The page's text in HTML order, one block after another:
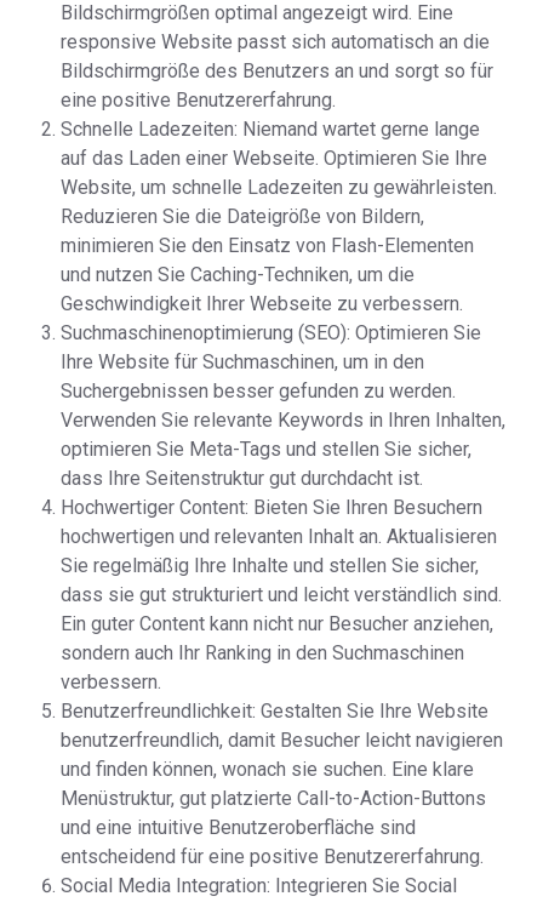
Bildschirmgrößen optimal angezeigt wird. Eine
responsive Website passt sich automatisch an die
Bildschirmgröße des Benutzers an und sorgt so für
eine positive Benutzererfahrung.
Schnelle Ladezeiten: Niemand wartet gerne lange
auf das Laden einer Webseite. Optimieren Sie Ihre
Website, um schnelle Ladezeiten zu gewährleisten.
Reduzieren Sie die Dateigröße von Bildern,
minimieren Sie den Einsatz von Flash-Elementen
und nutzen Sie Caching-Techniken, um die
Geschwindigkeit Ihrer Webseite zu verbessern.
Suchmaschinenoptimierung (SEO): Optimieren Sie
Ihre Website für Suchmaschinen, um in den
Suchergebnissen besser gefunden zu werden.
Verwenden Sie relevante Keywords in Ihren Inhalten,
optimieren Sie Meta-Tags und stellen Sie sicher,
dass Ihre Seitenstruktur gut durchdacht ist.
Hochwertiger Content: Bieten Sie Ihren Besuchern
hochwertigen und relevanten Inhalt an. Aktualisieren
Sie regelmäßig Ihre Inhalte und stellen Sie sicher,
dass sie gut strukturiert und leicht verständlich sind.
Ein guter Content kann nicht nur Besucher anziehen,
sondern auch Ihr Ranking in den Suchmaschinen
verbessern.
Benutzerfreundlichkeit: Gestalten Sie Ihre Website
benutzerfreundlich, damit Besucher leicht navigieren
und finden können, wonach sie suchen. Eine klare
Menüstruktur, gut platzierte Call-to-Action-Buttons
und eine intuitive Benutzeroberfläche sind
entscheidend für eine positive Benutzererfahrung.
Social Media Integration: Integrieren Sie Social